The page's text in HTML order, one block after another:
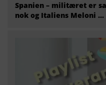
Spanien – militæret er
nok og Italiens Meloni ...